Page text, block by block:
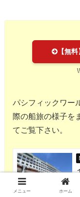
【無
パシフィックワー
際の船旅の様子を
てご覧下さい。
メニュー ホーム